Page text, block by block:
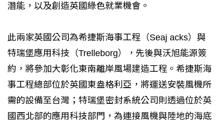
潛能，以及創造英國綠色就業機會。
此兩家英國公司為希捷斯海事工程（Seaj acks）與
特瑞堡應用科技（Trelleborg），先後與沃旭能源簽
約，將參加大彰化東南離岸風場建造工程。希捷斯海
事工程總部位於英國東盎格利亞，將運送安裝風機所
需的設備至台灣；特瑞堡密封系統公司則透過位於英
國西北部的應用科技部門，為連接風機與陸地的海底